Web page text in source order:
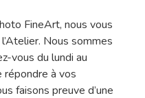
FineArt, nous vous
Nous sommes
vous du lundi au
à vos
faisons preuve d’une